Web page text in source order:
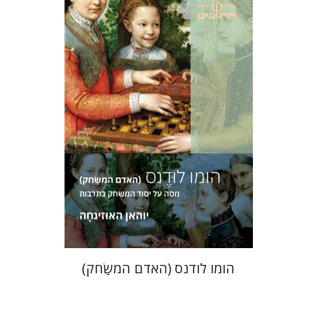
יוהאן האוזינחה
יניב חג'בי
הנחת אתר ספר מודפס
$40
$36
הומו לודנס (האדם המשַׂחק)